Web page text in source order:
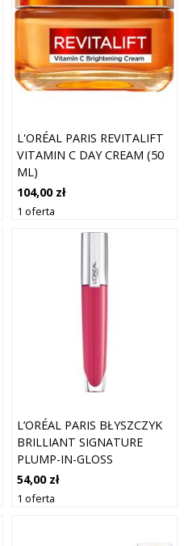
L'ORÉAL PARIS REVITALIFT
VITAMIN C DAY CREAM (50
ML)
104,00 zł
1 oferta
L’ORÉAL PARIS BŁYSZCZYK
BRILLIANT SIGNATURE
PLUMP-IN-GLOSS
BŁYSZCZYKI 7 ML 408 - I
ACCENTUATE
54,00 zł
1 oferta